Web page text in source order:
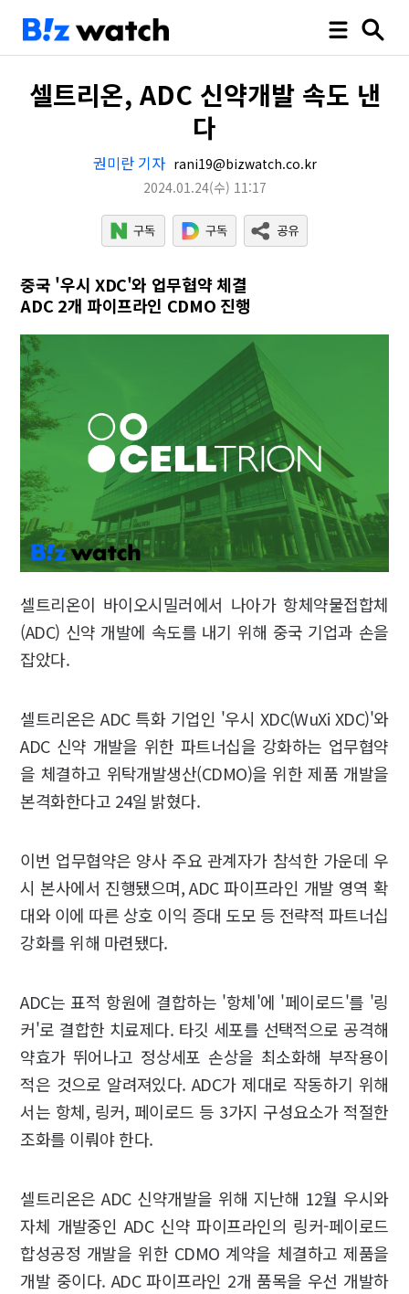
셀트리온, ADC 신약개발 속도 낸
다
권미란 기자 rani19@bizwatch.co.kr
2024.01.24(수) 11:17
중국 '우시 XDC'와 업무협약 체결
ADC 2개 파이프라인 CDMO 진행
셀트리온이 바이오시밀러에서 나아가 항체약물접합체
(ADC) 신약 개발에 속도를 내기 위해 중국 기업과 손을
잡았다.
셀트리온은 ADC 특화 기업인 '우시 XDC(WuXi XDC)'와
ADC 신약 개발을 위한 파트너십을 강화하는 업무협약
을 체결하고 위탁개발생산(CDMO)을 위한 제품 개발을
본격화한다고 24일 밝혔다.
이번 업무협약은 양사 주요 관계자가 참석한 가운데 우
시 본사에서 진행됐으며, ADC 파이프라인 개발 영역 확
대와 이에 따른 상호 이익 증대 도모 등 전략적 파트너십
강화를 위해 마련됐다.
ADC는 표적 항원에 결합하는 '항체'에 '페이로드'를 '링
커'로 결합한 치료제다. 타깃 세포를 선택적으로 공격해
약효가 뛰어나고 정상세포 손상을 최소화해 부작용이
적은 것으로 알려져있다. ADC가 제대로 작동하기 위해
서는 항체, 링커, 페이로드 등 3가지 구성요소가 적절한
조화를 이뤄야 한다.
셀트리온은 ADC 신약개발을 위해 지난해 12월 우시와
자체 개발중인 ADC 신약 파이프라인의 링커-페이로드
합성공정 개발을 위한 CDMO 계약을 체결하고 제품을
개발 중이다. ADC 파이프라인 2개 품목을 우선 개발하